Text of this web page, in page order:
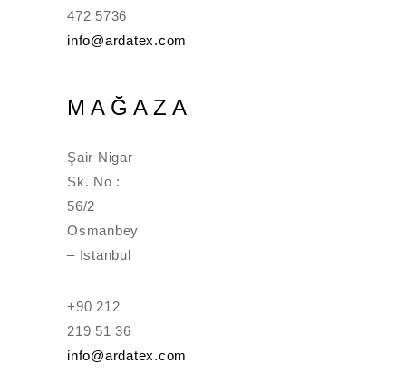
472 5736
info@ardatex.com
MAĞAZA
Şair Nigar
Sk. No :
56/2
Osmanbey
– Istanbul
+90 212
219 51 36
info@ardatex.com